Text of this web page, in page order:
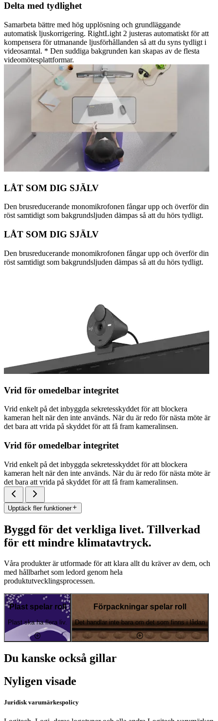
Delta med tydlighet
Samarbeta bättre med hög upplösning och grundläggande
automatisk ljuskorrigering. RightLight 2 justeras automatiskt för att
kompensera för utmanande ljusförhållanden så att du syns tydligt i
videosamtal. * Den suddiga bakgrunden kan skapas av de flesta
videomötesplattformar.
LÅT SOM DIG SJÄLV
Den brusreducerande monomikrofonen fångar upp och överför din
röst samtidigt som bakgrundsljuden dämpas så att du hörs tydligt.
LÅT SOM DIG SJÄLV
Den brusreducerande monomikrofonen fångar upp och överför din
röst samtidigt som bakgrundsljuden dämpas så att du hörs tydligt.
Vrid för omedelbar integritet
Vrid enkelt på det inbyggda sekretesskyddet för att blockera
kameran helt när den inte används. När du är redo för nästa möte är
det bara att vrida på skyddet för att få fram kameralinsen.
Vrid för omedelbar integritet
Vrid enkelt på det inbyggda sekretesskyddet för att blockera
kameran helt när den inte används. När du är redo för nästa möte är
det bara att vrida på skyddet för att få fram kameralinsen.
Upptäck fler funktioner
Byggd för det verkliga livet. Tillverkad
för ett mindre klimatavtryck.
Våra produkter är utformade för att klara allt du kräver av dem, och
med hållbarhet som ledord genom hela
produktutvecklingsprocessen.
Plast spelar roll
Plast ska ha flera liv.
Förpackningar spelar roll
Det handlar inte bara om det som finns i lådan
Du kanske också gillar
Nyligen visade
Juridisk varumärkespolicy